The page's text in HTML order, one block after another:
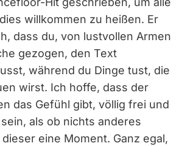
willkommen zu heißen. Er
dass du, von lustvollen Armen
gezogen, den Text
während du Dinge tust, die
wirst. Ich hoffe, dass der
das Gefühl gibt, völlig frei und
als ob nichts anderes
eine Moment. Ganz egal,